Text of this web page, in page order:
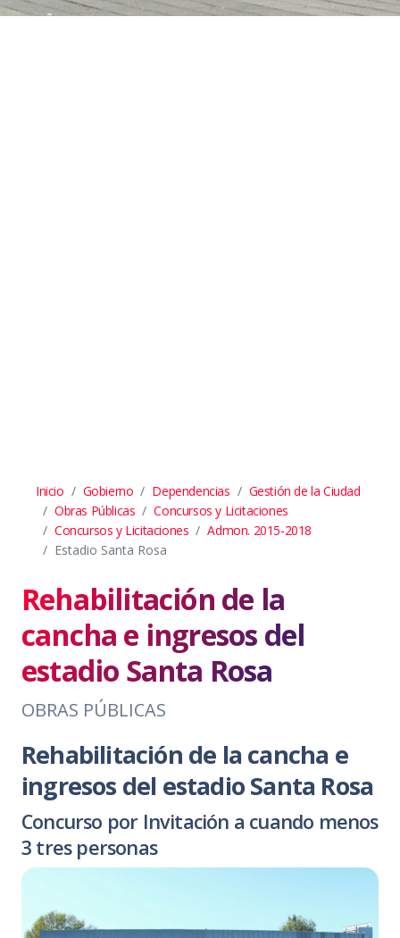
Inicio Gobierno Dependencias
Gestión de la Ciudad
Obras Públicas
Concursos y Licitaciones
Concursos y Licitaciones
Admon. 2015-2018
Estadio Santa Rosa
Rehabilitación de la
cancha e ingresos del
estadio Santa Rosa
OBRAS PÚBLICAS
Rehabilitación de la cancha e
ingresos del estadio Santa Rosa
Concurso por Invitación a cuando menos
3 tres personas